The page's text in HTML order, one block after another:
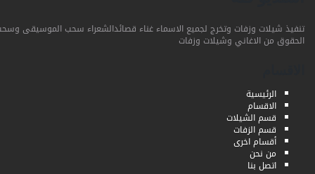
تنفيذ شيلات وزفات وتخرج لجميع الاسماء غناء قصائدالشعراء سحب الموسيقى وسحب
الحقوق من الاغاني وشيلات وزفات
الرئيسية
الاقسام
قسم الشيلات
قسم الزفات
أقسام اخرى
من نحن
اتصل بنا